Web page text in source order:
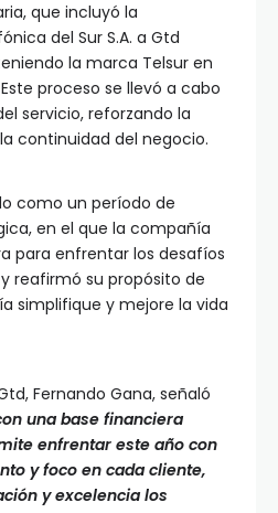
que incluyó la
del Sur S.A. a Gtd
la marca Telsur en
proceso se llevó a cabo
servicio, reforzando la
continuidad del negocio.
como un período de
en el que la compañía
para enfrentar los desafíos
reafirmó su propósito de
simplifique y mejore la vida
Fernando Gana, señaló
una base financiera
enfrentar este año con
y foco en cada cliente,
y excelencia los